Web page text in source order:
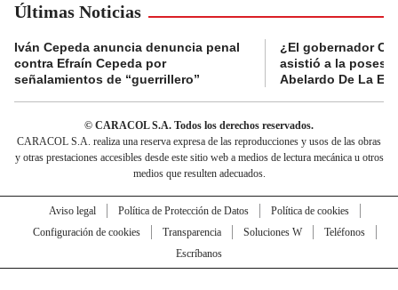
Últimas Noticias
Iván Cepeda anuncia denuncia penal
contra Efraín Cepeda por
señalamientos de “guerrillero”
¿El gobernador
asistió a la
Abelardo De La
© CARACOL S.A. Todos los derechos reservados.
CARACOL S.A. realiza una reserva expresa de las reproducciones y usos de las obras
y otras prestaciones accesibles desde este sitio web a medios de lectura mecánica u otros
medios que resulten adecuados.
Aviso legal Política de Protección de Datos
Política de cookies
Configuración de cookies
Transparencia Soluciones W
Teléfonos
Escríbanos